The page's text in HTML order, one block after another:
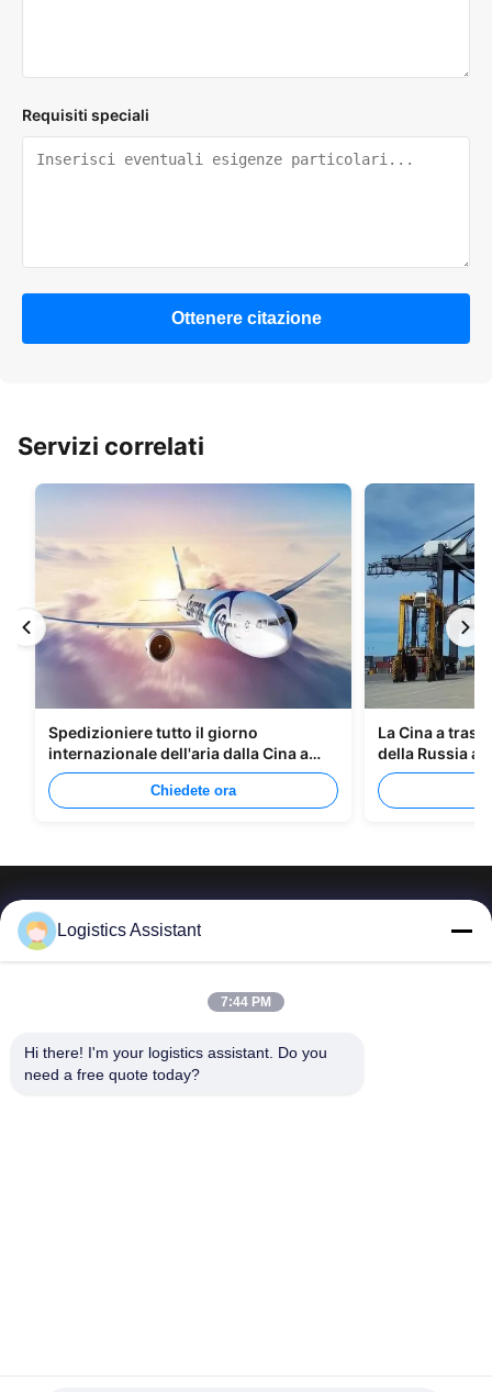
Requisiti speciali
Ottenere citazione
Servizi correlati
Spedizioniere tutto il giorno
internazionale dell'aria dalla Cina a
Manila
Chiedete ora
La Cina a
della Russia
Sceglici e non ci dimenticherai mai.
Collegamenti
Contattaci
Logistics Assistant
7:44 PM
Hi there! I'm your logistics assistant. Do you
need a free quote today?